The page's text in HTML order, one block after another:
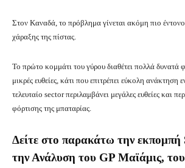
Στον Καναδά, το πρόβλημα γίνεται ακόμη πιο έντονο
χάραξης της πίστας.
Το πρώτο κομμάτι του γύρου διαθέτει πολλά δυνατά
μικρές ευθείες, κάτι που επιτρέπει εύκολη ανάκτηση
τελευταίο sector περιλαμβάνει μεγάλες ευθείες και
φόρτισης της μπαταρίας.
Δείτε στο παρακάτω την
την Ανάλυση του GP Μαϊάμις,